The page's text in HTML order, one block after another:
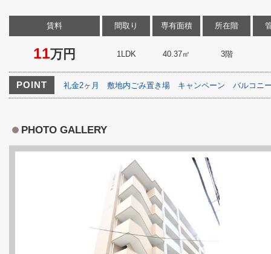
賃料
11万円
間取り
1LDK
専有面積
40.37㎡
所在階
3階
POINT 礼金2ヶ月 敷地内ごみ置き場 キャンペーン バルコニ
PHOTO GALLERY